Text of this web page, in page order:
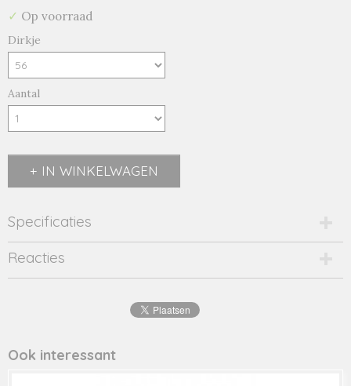
✓ Op voorraad
Dirkje
Aantal
IN WINKELWAGEN
Specificaties
Productcode
48651-18217
Reacties
Ook interessant